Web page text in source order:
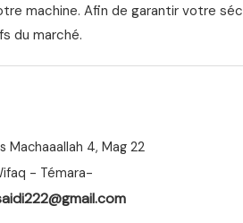
machine. Afin de garantir votre
du marché.
Machaaallah 4, Mag 22
- Témara-